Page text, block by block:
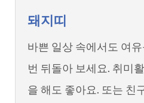
돼지띠
바쁜 일상 속에서도 여
번 뒤돌아 보세요. 취미
을 해도 좋아요. 또는 친